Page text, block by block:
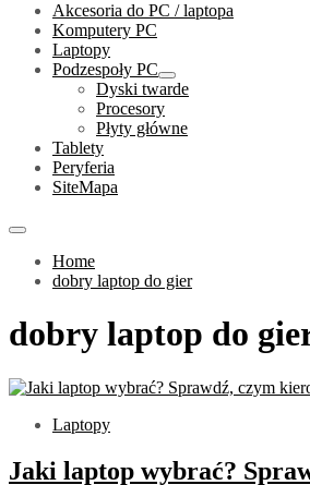
Akcesoria do PC / laptopa
Komputery PC
Laptopy
Podzespoły PC
Show
sub
Dyski twarde
Procesory
Płyty główne
Tablety
Peryferia
SiteMapa
Home
dobry laptop do gier
dobry laptop do
Laptopy
Jaki laptop wybrać?